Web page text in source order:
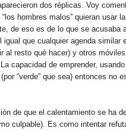
dos réplicas. Voy
hombres malos” quieran usar
de eso es de lo que se
que cualquier agenda
resto qué hacer) y otros
capacidad de emprender,
“verde” que sea) entonces
de que el calentamiento se ha
culpable). Es como intentar